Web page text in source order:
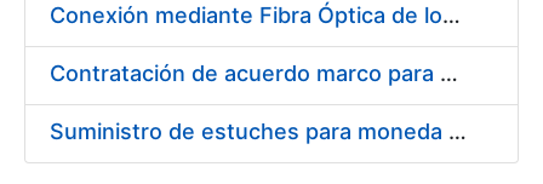
Conexión mediante Fibra Óptica de los Centros de Proceso de Datos (CPDs) de las sedes de la FNMT-RCM de Burgos y Madrid
Contratación de acuerdo marco para el Suministro de Material de Electricidad para la Fábrica Nacional de Moneda y Timbre-Real Casa de la Moneda en su centro de trabajo de Burgos
Suministro de estuches para moneda de 30 €